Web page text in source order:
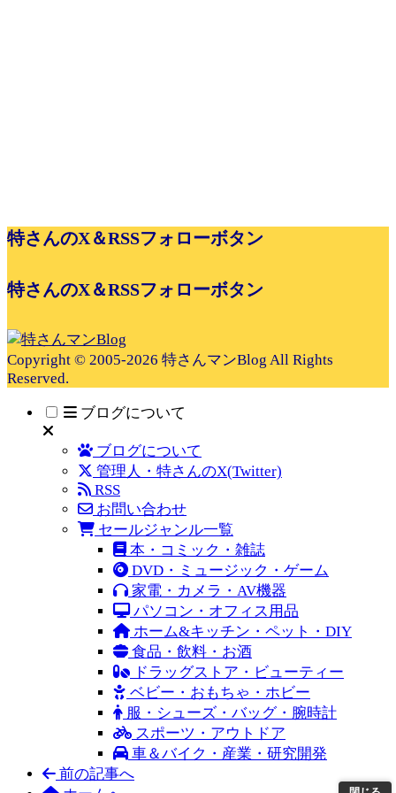
特さんのX＆RSSフォローボタン
特さんのX＆RSSフォローボタン
Copyright © 2005-2026 特さんマンBlog All Rights
Reserved.
ブログについて
ブログについて
管理人・特さんのX(Twitter)
RSS
お問い合わせ
セールジャンル一覧
本・コミック・雑誌
DVD・ミュージック・ゲーム
家電・カメラ・AV機器
パソコン・オフィス用品
ホーム&キッチン・ペット・DIY
食品・飲料・お酒
ドラッグストア・ビューティー
ベビー・おもちゃ・ホビー
服・シューズ・バッグ・腕時計
スポーツ・アウトドア
車＆バイク・産業・研究開発
前の記事へ